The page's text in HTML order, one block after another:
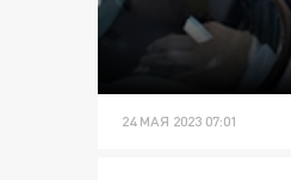
24 МАЯ 2023 07:01